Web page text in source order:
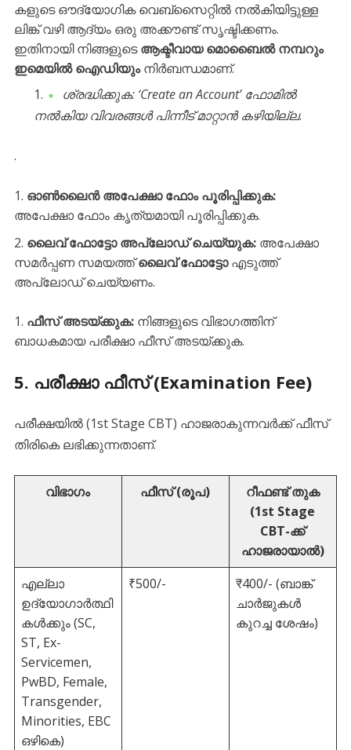
കളുടെ ഔദ്യോഗിക വെബ്സൈറ്റിൽ നൽകിയിട്ടുള്ള
ലിങ്ക് വഴി ആദ്യം ഒരു അക്കൗണ്ട് സൃഷ്ടിക്കണം.
ഇതിനായി നിങ്ങളുടെആക്ടീവായ മൊബൈൽ നമ്പറും
ഇമെയിൽ ഐഡിയുംനിർബന്ധമാണ്.
ശ്രദ്ധിക്കുക: ‘Create an Account’ ഫോമിൽ
നൽകിയ വിവരങ്ങൾ പിന്നീട് മാറ്റാൻ കഴിയില്ല.
.
ഓൺലൈൻ അപേക്ഷാ ഫോം പൂരിപ്പിക്കുക:
അപേക്ഷാ ഫോം കൃത്യമായി പൂരിപ്പിക്കുക.
ലൈവ് ഫോട്ടോ അപ്‌ലോഡ് ചെയ്യുക:അപേക്ഷാ
സമർപ്പണ സമയത്ത്ലൈവ് ഫോട്ടോഎടുത്ത്
അപ്‌ലോഡ് ചെയ്യണം.
ഫീസ് അടയ്ക്കുക:നിങ്ങളുടെ വിഭാഗത്തിന്
ബാധകമായ പരീക്ഷാ ഫീസ് അടയ്ക്കുക.
​5. പരീക്ഷാ ഫീസ് (Examination Fee)
​പരീക്ഷയിൽ (1st Stage CBT) ഹാജരാകുന്നവർക്ക് ഫീസ്
തിരികെ ലഭിക്കുന്നതാണ്.
വിഭാഗം ഫീസ് (രൂപ)
റീഫണ്ട് തുക
(1st Stage
CBT-ക്ക്
ഹാജരായാൽ)
എല്ലാ
ഉദ്യോഗാർത്ഥി
കൾക്കും (SC,
ST, Ex-
Servicemen,
PwBD, Female,
Transgender,
Minorities, EBC
ഒഴികെ)
₹500/-
₹400/- (ബാങ്ക്
ചാർജുകൾ
കുറച്ച ശേഷം)